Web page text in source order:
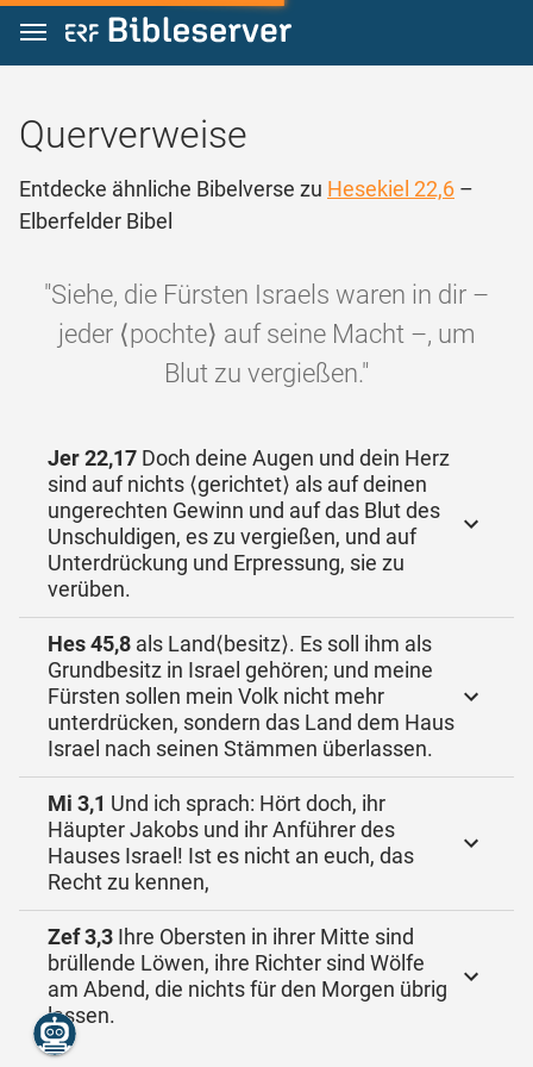
Zum Inhalt springen
Querverweise
Entdecke ähnliche Bibelverse zu Hesekiel 22,6 –
Elberfelder Bibel
"Siehe, die Fürsten Israels waren in dir –
jeder ⟨pochte⟩ auf seine Macht –, um
Blut zu vergießen."
Jer 22,17 Doch deine Augen und dein Herz
sind auf nichts ⟨gerichtet⟩ als auf deinen
ungerechten Gewinn und auf das Blut des
Unschuldigen, es zu vergießen, und auf
Unterdrückung und Erpressung, sie zu
verüben.
Hes 45,8 als Land⟨besitz⟩. Es soll ihm als
Grundbesitz in Israel gehören; und meine
Fürsten sollen mein Volk nicht mehr
unterdrücken, sondern das Land dem Haus
Israel nach seinen Stämmen überlassen.
Mi 3,1 Und ich sprach: Hört doch, ihr
Häupter Jakobs und ihr Anführer des
Hauses Israel! Ist es nicht an euch, das
Recht zu kennen,
Zef 3,3 Ihre Obersten in ihrer Mitte sind
brüllende Löwen, ihre Richter sind Wölfe
am Abend, die nichts für den Morgen übrig
lassen.